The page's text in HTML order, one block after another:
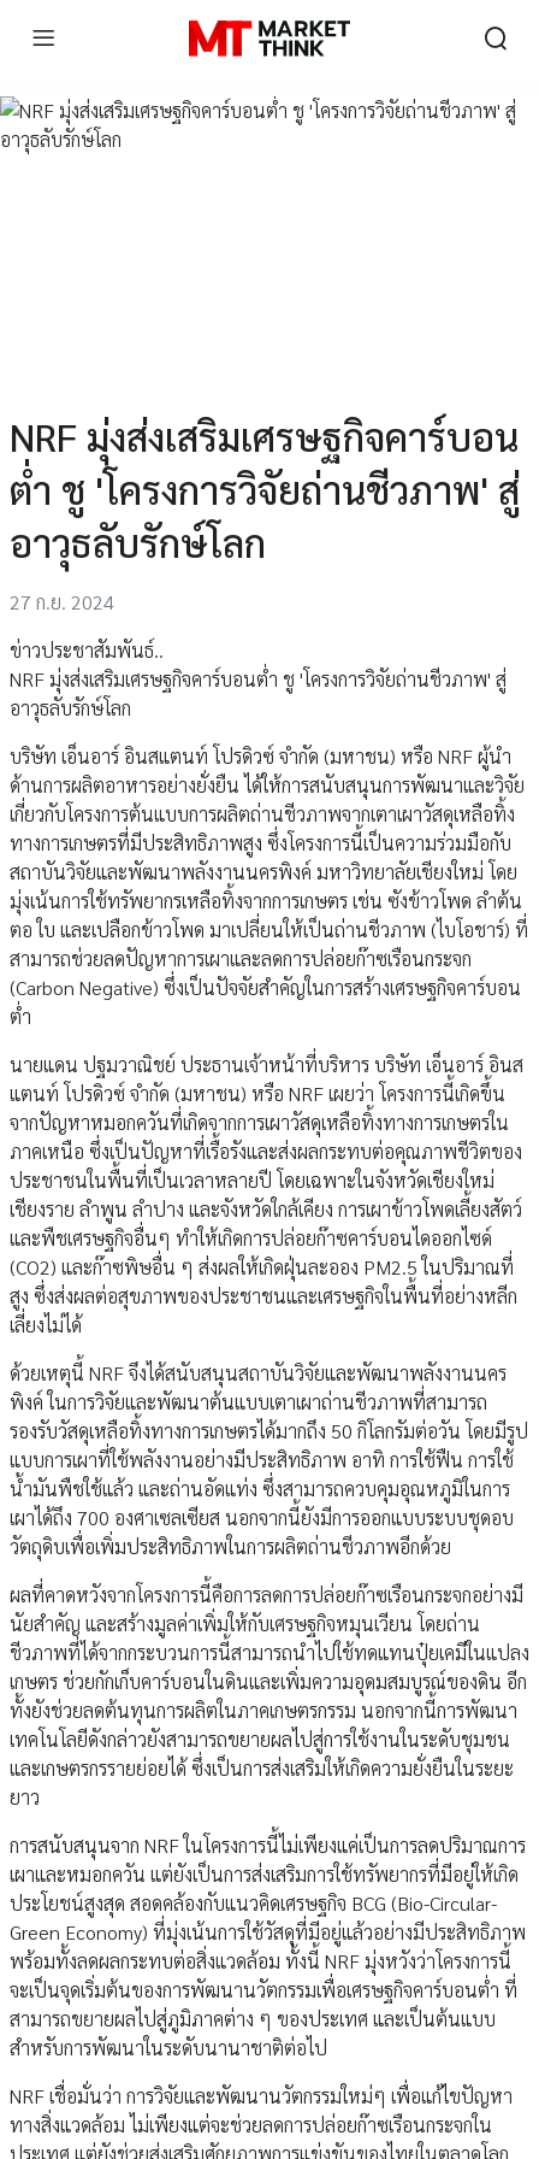
NRF มุ่งส่งเสริมเศรษฐกิจคาร์บอน
ต่ำ ชู 'โครงการวิจัยถ่านชีวภาพ' สู่
อาวุธลับรักษ์โลก
27 ก.ย. 2024
ข่าวประชาสัมพันธ์..
NRF มุ่งส่งเสริมเศรษฐกิจคาร์บอนต่ำ ชู 'โครงการวิจัยถ่านชีวภาพ' สู่
อาวุธลับรักษ์โลก
บริษัท เอ็นอาร์ อินสแตนท์ โปรดิวซ์ จำกัด (มหาชน) หรือ NRF ผู้นำ
ด้านการผลิตอาหารอย่างยั่งยืน ได้ให้การสนับสนุนการพัฒนาและวิจัย
เกี่ยวกับโครงการต้นแบบการผลิตถ่านชีวภาพจากเตาเผาวัสดุเหลือทิ้ง
ทางการเกษตรที่มีประสิทธิภาพสูง ซึ่งโครงการนี้เป็นความร่วมมือกับ
สถาบันวิจัยและพัฒนาพลังงานนครพิงค์ มหาวิทยาลัยเชียงใหม่ โดย
มุ่งเน้นการใช้ทรัพยากรเหลือทิ้งจากการเกษตร เช่น ซังข้าวโพด ลำต้น
ตอ ใบ และเปลือกข้าวโพด มาเปลี่ยนให้เป็นถ่านชีวภาพ (ไบโอชาร์) ที่
สามารถช่วยลดปัญหาการเผาและลดการปล่อยก๊าซเรือนกระจก
(Carbon Negative) ซึ่งเป็นปัจจัยสำคัญในการสร้างเศรษฐกิจคาร์บอน
ต่ำ
นายแดน ปฐมวาณิชย์ ประธานเจ้าหน้าที่บริหาร บริษัท เอ็นอาร์ อินส
แตนท์ โปรดิวซ์ จำกัด (มหาชน) หรือ NRF เผยว่า โครงการนี้เกิดขึ้น
จากปัญหาหมอกควันที่เกิดจากการเผาวัสดุเหลือทิ้งทางการเกษตรใน
ภาคเหนือ ซึ่งเป็นปัญหาที่เรื้อรังและส่งผลกระทบต่อคุณภาพชีวิตของ
ประชาชนในพื้นที่เป็นเวลาหลายปี โดยเฉพาะในจังหวัดเชียงใหม่
เชียงราย ลำพูน ลำปาง และจังหวัดใกล้เคียง การเผาข้าวโพดเลี้ยงสัตว์
และพืชเศรษฐกิจอื่นๆ ทำให้เกิดการปล่อยก๊าซคาร์บอนไดออกไซด์
(CO2) และก๊าซพิษอื่น ๆ ส่งผลให้เกิดฝุ่นละออง PM2.5 ในปริมาณที่
สูง ซึ่งส่งผลต่อสุขภาพของประชาชนและเศรษฐกิจในพื้นที่อย่างหลีก
เลี่ยงไม่ได้
ด้วยเหตุนี้ NRF จึงได้สนับสนุนสถาบันวิจัยและพัฒนาพลังงานนคร
พิงค์ ในการวิจัยและพัฒนาต้นแบบเตาเผาถ่านชีวภาพที่สามารถ
รองรับวัสดุเหลือทิ้งทางการเกษตรได้มากถึง 50 กิโลกรัมต่อวัน โดยมีรูป
แบบการเผาที่ใช้พลังงานอย่างมีประสิทธิภาพ อาทิ การใช้ฟืน การใช้
น้ำมันพืชใช้แล้ว และถ่านอัดแท่ง ซึ่งสามารถควบคุมอุณหภูมิในการ
เผาได้ถึง 700 องศาเซลเซียส นอกจากนี้ยังมีการออกแบบระบบชุดอบ
วัตถุดิบเพื่อเพิ่มประสิทธิภาพในการผลิตถ่านชีวภาพอีกด้วย
ผลที่คาดหวังจากโครงการนี้คือการลดการปล่อยก๊าซเรือนกระจกอย่างมี
นัยสำคัญ และสร้างมูลค่าเพิ่มให้กับเศรษฐกิจหมุนเวียน โดยถ่าน
ชีวภาพที่ได้จากกระบวนการนี้สามารถนำไปใช้ทดแทนปุ๋ยเคมีในแปลง
เกษตร ช่วยกักเก็บคาร์บอนในดินและเพิ่มความอุดมสมบูรณ์ของดิน อีก
ทั้งยังช่วยลดต้นทุนการผลิตในภาคเกษตรกรรม นอกจากนี้การพัฒนา
เทคโนโลยีดังกล่าวยังสามารถขยายผลไปสู่การใช้งานในระดับชุมชน
และเกษตรกรรายย่อยได้ ซึ่งเป็นการส่งเสริมให้เกิดความยั่งยืนในระยะ
ยาว
การสนับสนุนจาก NRF ในโครงการนี้ไม่เพียงแค่เป็นการลดปริมาณการ
เผาและหมอกควัน แต่ยังเป็นการส่งเสริมการใช้ทรัพยากรที่มีอยู่ให้เกิด
ประโยชน์สูงสุด สอดคล้องกับแนวคิดเศรษฐกิจ BCG (Bio-Circular-
Green Economy) ที่มุ่งเน้นการใช้วัสดุที่มีอยู่แล้วอย่างมีประสิทธิภาพ
พร้อมทั้งลดผลกระทบต่อสิ่งแวดล้อม ทั้งนี้ NRF มุ่งหวังว่าโครงการนี้
จะเป็นจุดเริ่มต้นของการพัฒนานวัตกรรมเพื่อเศรษฐกิจคาร์บอนต่ำ ที่
สามารถขยายผลไปสู่ภูมิภาคต่าง ๆ ของประเทศ และเป็นต้นแบบ
สำหรับการพัฒนาในระดับนานาชาติต่อไป
NRF เชื่อมั่นว่า การวิจัยและพัฒนานวัตกรรมใหม่ๆ เพื่อแก้ไขปัญหา
ทางสิ่งแวดล้อม ไม่เพียงแต่จะช่วยลดการปล่อยก๊าซเรือนกระจกใน
ประเทศ แต่ยังช่วยส่งเสริมศักยภาพการแข่งขันของไทยในตลาดโลก